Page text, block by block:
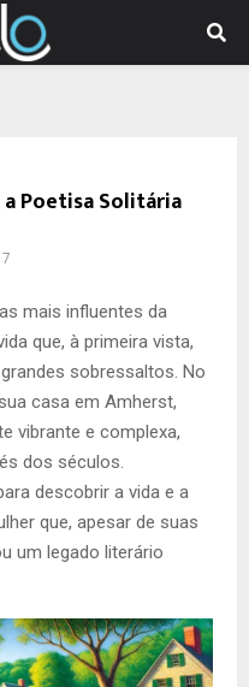
Poetisa Solitária
mais influentes da
que, à primeira vista,
sobressaltos. No
casa em Amherst,
vibrante e complexa,
dos séculos.
descobrir a vida e a
que, apesar de suas
um legado literário